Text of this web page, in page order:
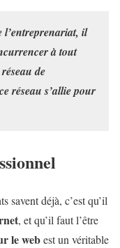
l’entreprenariat, il
à tout
de
réseau s’allie pour
savent déjà, c’est qu’il
, et qu’il faut l’être
le webest un véritable